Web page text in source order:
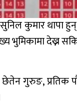
सुनिल कुमार
भुमिकामा देख्न
गुरुङ, प्रतिक